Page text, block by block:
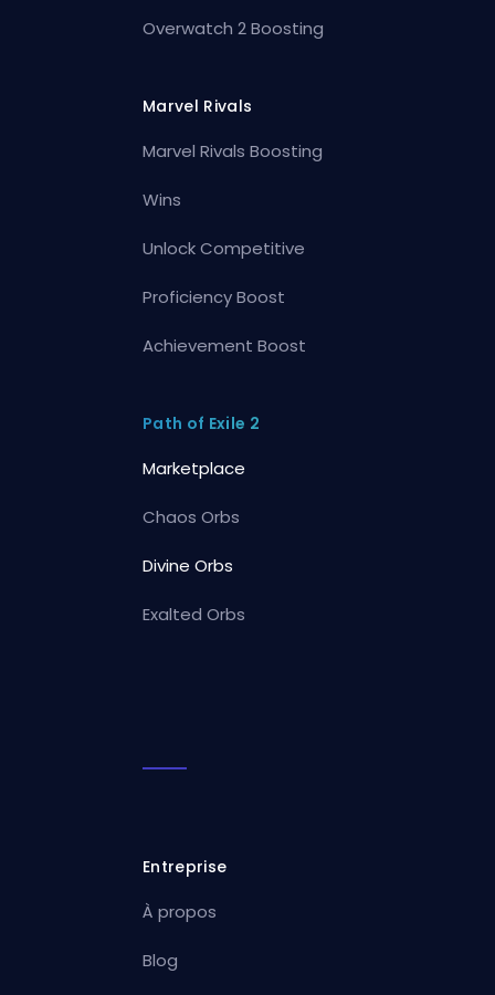
Overwatch 2 Boosting
Marvel Rivals
Marvel Rivals Boosting
Wins
Unlock Competitive
Proficiency Boost
Achievement Boost
Path of Exile 2
Marketplace
Chaos Orbs
Divine Orbs
Exalted Orbs
Entreprise
À propos
Blog